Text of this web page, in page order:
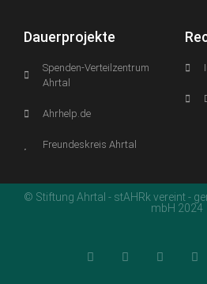
Dauerprojekte
Spenden-Verteilzentrum
Ahrtal
Ahrhelp.de
Freundeskreis Ahrtal
© Stiftung Ahrtal - stAHRk vereint -
mbH 2024